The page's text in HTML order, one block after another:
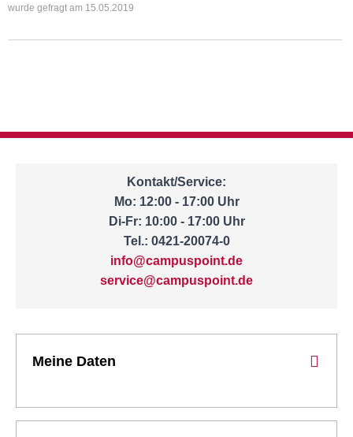
wurde gefragt am 15.05.2019
Kontakt/Service:
Mo: 12:00 - 17:00 Uhr
Di-Fr: 10:00 - 17:00 Uhr
Tel.: 0421-20074-0
info@campuspoint.de
service@campuspoint.de
Meine Daten